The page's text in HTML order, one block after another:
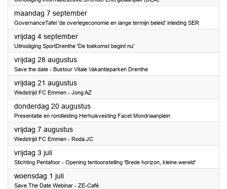
maandag 7 september2026
GovernanceTafel 'de overlegeconomie en lange termijn beleid' inleiding SER
vrijdag 4 september2026
Uitnodiging SportDrenthe 'De toekomst begint nu'
vrijdag 28 augustus2026
Save the date - Bustour Vitale Vakantieparken Drenthe
vrijdag 21 augustus2026
Wedstrijd FC Emmen - Jong AZ
donderdag 20 augustus2026
Presentatie en rondleiding Herhuisvesting Facet Mondriaanplein
vrijdag 7 augustus2026
Wedstrijd FC Emmen - Roda JC
vrijdag 3 juli2026
Stichting Pentafoor - Opening tentoonstelling 'Brede horizon, kleine wereld'
woensdag 1 juli2026
Save The Date Webinar - ZE-Café